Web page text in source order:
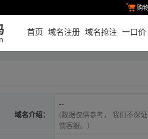
购
首页 域名注册 域名抢注 一口价
域名介绍：
--
(数据仅供参考， 我们不保
馈客服。）